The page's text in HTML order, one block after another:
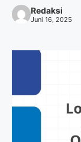
Redaksi
Juni 16, 2025